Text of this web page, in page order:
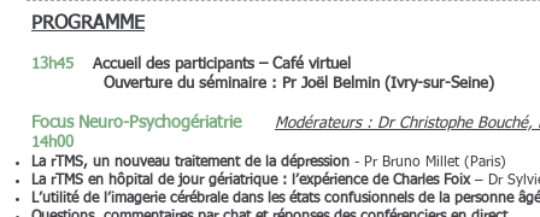
PROGRAMME
13h45 Accueil des participants – Café virtuel
Ouverture du séminaire : Pr Joël Belmin (Ivry-sur-Seine)
Focus Neuro-Psychogériatrie
Modérateurs : Dr Christophe
14h00
La rTMS, un nouveau traitement de la dépression - Pr Bruno Millet (Paris)
La rTMS en hôpital de jour gériatrique : l’expérience de Charles Foix– Dr
L’utilité de l’imagerie cérébrale dans les états confusionnels de la personne